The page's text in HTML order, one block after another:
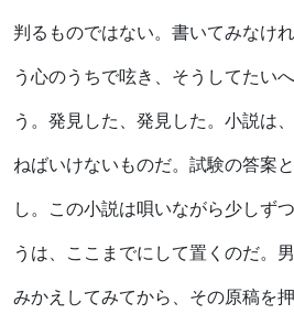
判るものではない。書いてみなけ
う心のうちで呟き、そうしてたい
う。発見した、発見した。小説は
ねばいけないものだ。試験の答案
し。この小説は唄いながら少しず
うは、ここまでにして置くのだ。
みかえしてみてから、その原稿を